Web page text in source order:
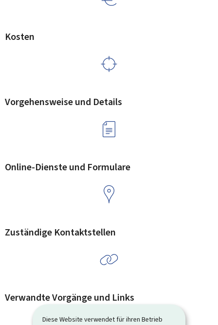
Diese Website verwendet für ihren Betrieb
Kosten
Vorgehensweise und Details
Online-Dienste und Formulare
Zuständige Kontaktstellen
Verwandte Vorgänge und Links